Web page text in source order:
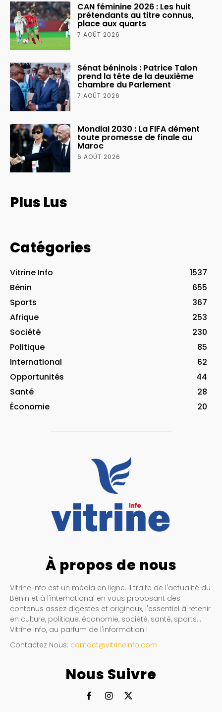
CAN féminine 2026 : Les huit
prétendants au titre connus,
place aux quarts
7 AOÛT 2026
Sénat béninois : Patrice Talon
prend la tête de la deuxième
chambre du Parlement
7 AOÛT 2026
Mondial 2030 : La FIFA dément
toute promesse de finale au
Maroc
6 AOÛT 2026
Plus Lus
Catégories
Vitrine Info
1537
Bénin
655
Sports
367
Afrique
253
Société
230
Politique
85
International
62
Opportunités
44
Santé
28
Économie
20
À propos de nous
Vitrine Info est un média en ligne. Il traite de l'actualité du
Bénin et à l'international en vous proposant des
contenus assez digestes et originaux, l'essentiel à retenir
en culture, politique, économie, société, santé, sports…
Vitrine Info, au parfum de l'information !
Contactez Nous: contact@vitrineinfo.com
Nous Suivre